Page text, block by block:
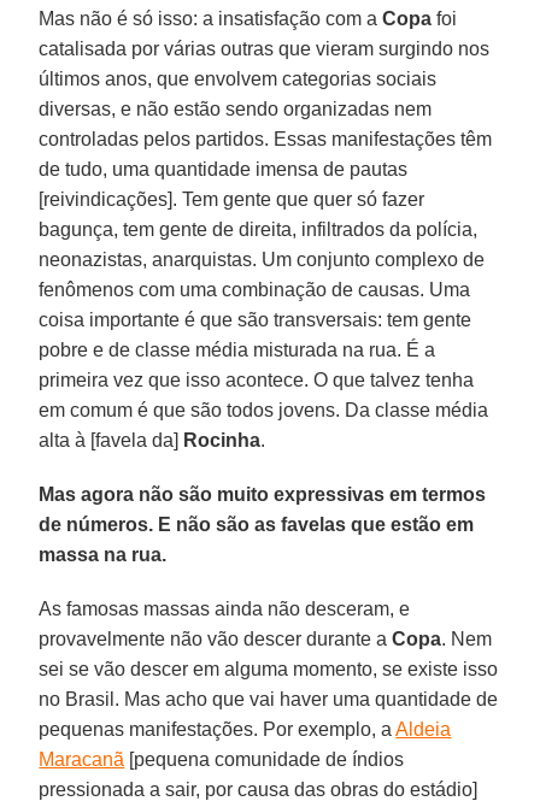
Mas não é só isso: a insatisfação com aCopa foi
catalisada por várias outras que vieram surgindo nos
últimos anos, que envolvem categorias sociais
diversas, e não estão sendo organizadas nem
controladas pelos partidos. Essas manifestações têm
de tudo, uma quantidade imensa de pautas
[reivindicações]. Tem gente que quer só fazer
bagunça, tem gente de direita, infiltrados da polícia,
neonazistas, anarquistas. Um conjunto complexo de
fenômenos com uma combinação de causas. Uma
coisa importante é que são transversais: tem gente
pobre e de classe média misturada na rua. É a
primeira vez que isso acontece. O que talvez tenha
em comum é que são todos jovens. Da classe média
alta à [favela da] Rocinha.
Mas agora não são muito expressivas em termos
de números. E não são as favelas que estão em
massa na rua.
As famosas massas ainda não desceram, e
provavelmente não vão descer durante aCopa. Nem
sei se vão descer em alguma momento, se existe isso
no Brasil. Mas acho que vai haver uma quantidade de
pequenas manifestações. Por exemplo, aAldeia
Maracanã [pequena comunidade de índios
pressionada a sair, por causa das obras do estádio]